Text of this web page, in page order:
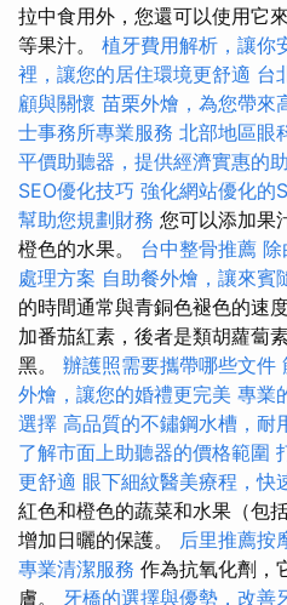
拉中食用外，您還可以使用它
等果汁。 植牙費用解析，讓你
裡，讓您的居住環境更舒適 台
顧與關懷 苗栗外燴，為您帶來
士事務所專業服務 北部地區眼
平價助聽器，提供經濟實惠的
SEO優化技巧 強化網站優化的
幫助您規劃財務 您可以添加果
橙色的水果。 台中整骨推薦
處理方案 自助餐外燴，讓來賓
的時間通常與青銅色褪色的速
加番茄紅素，後者是類胡蘿蔔
黑。 辦護照需要攜帶哪些文件
外燴，讓您的婚禮更完美 專業
選擇 高品質的不鏽鋼水槽，耐
了解市面上助聽器的價格範圍
更舒適 眼下細紋醫美療程，快
紅色和橙色的蔬菜和水果（包
增加日曬的保護。 后里推薦按
專業清潔服務 作為抗氧化劑，
膚。 牙橋的選擇與優勢，改善